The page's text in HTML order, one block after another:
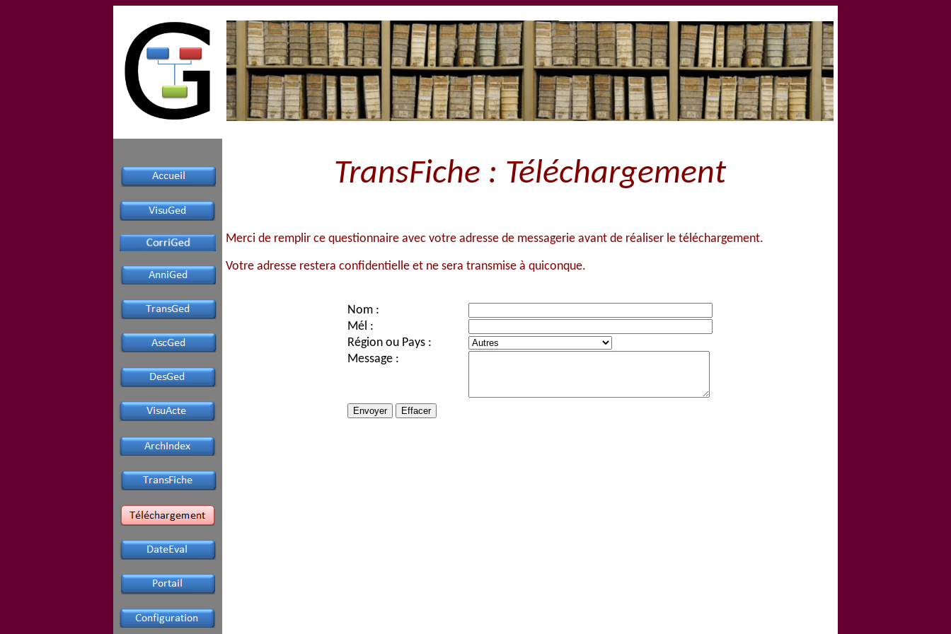
TransFiche : Téléchargement
Merci de remplir ce questionnaire avec votre adresse de messagerie avant de réaliser le téléchargement.
Votre adresse restera confidentielle et ne sera transmise à quiconque.
Nom :
Mél :
Région ou Pays :
Message :